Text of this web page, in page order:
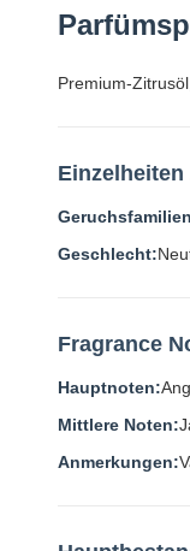
Premium-
Geschlecht:
Fragrance
Hauptnoten:
Mittlere Noten:
Anmerkungen: